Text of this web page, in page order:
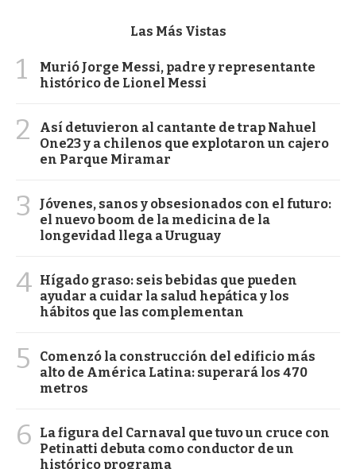
Las Más Vistas
1
Murió Jorge Messi, padre y representante
histórico de Lionel Messi
2
Así detuvieron al cantante de trap Nahuel
One23 y a chilenos que explotaron un cajero
en Parque Miramar
3
Jóvenes, sanos y obsesionados con el futuro:
el nuevo boom de la medicina de la
longevidad llega a Uruguay
4 Hígado graso: seis bebidas que pueden
ayudar a cuidar la salud hepática y los
hábitos que las complementan
5
Comenzó la construcción del edificio más
alto de América Latina: superará los 470
metros
6
La figura del Carnaval que tuvo un cruce con
Petinatti debuta como conductor de un
histórico programa